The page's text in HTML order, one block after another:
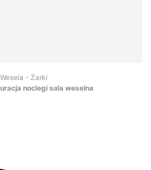
- Żarki
noclegi sala weselna